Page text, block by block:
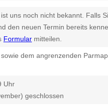
uns noch nicht bekannt. Falls
den neuen Termin bereits
Formular mitteilen.
dem angrenzenden
Uhr
geschlossen